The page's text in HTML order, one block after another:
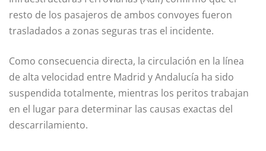
resto de los pasajeros de ambos convoyes fueron
trasladados a zonas seguras tras el incidente.
Como consecuencia directa, la circulación en la línea
de alta velocidad entre Madrid y Andalucía ha sido
suspendida totalmente, mientras los peritos trabajan
en el lugar para determinar las causas exactas del
descarrilamiento.